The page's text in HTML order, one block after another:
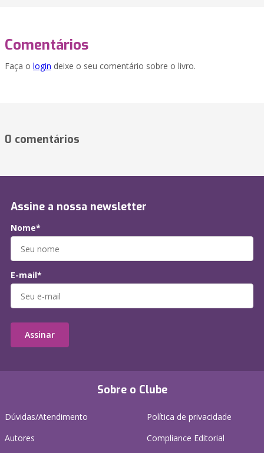
Comentários
Faça o login deixe o seu comentário sobre o livro.
0 comentários
Sobre o Clube
Dúvidas/Atendimento
Autores
Política de privacidade
Compliance Editorial
Assine a nossa newsletter
Nome*
E-mail*
Assinar